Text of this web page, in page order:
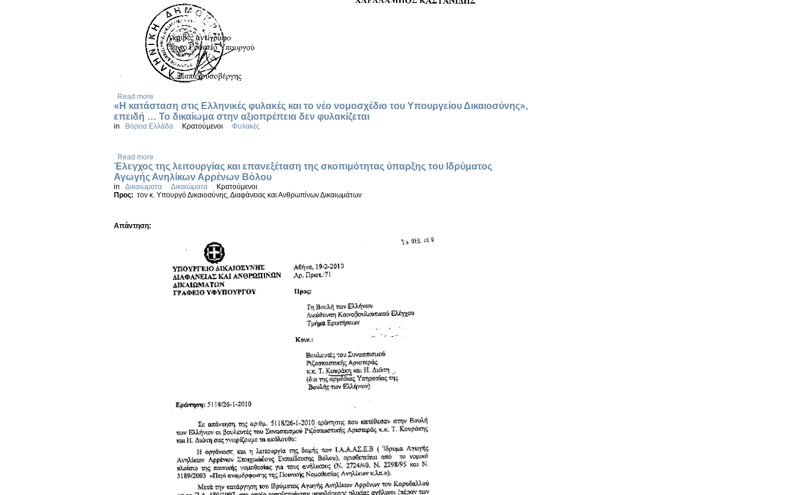
Read more
«Η κατάσταση στις Ελληνικές φυλακές και το νέο νομοσχέδιο του Υπουργείου Δικαιοσύνης»,
επειδή … Το δικαίωμα στην αξιοπρέπεια δεν φυλακίζεται
in Βόρεια Ελλάδα Κρατούμενοι Φυλακές
Read more
Έλεγχος της λειτουργίας και επανεξέταση της σκοπιμότητας ύπαρξης του Ιδρύματος
Αγωγής Ανηλίκων Αρρένων Βόλου
in Δικαιώματα Δικαιώματα
Κρατούμενοι
Προς: τον κ. Υπουργό Δικαιοσύνης, Διαφάνειας και Ανθρωπίνων Δικαιωμάτων
Απάντηση: